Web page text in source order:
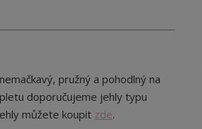
pružný a pohodlný na
doporučujeme jehly typu
můžete koupit zde.